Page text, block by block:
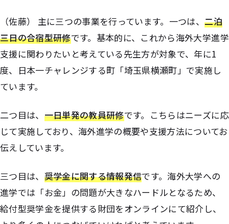
（佐藤） 主に三つの事業を行っています。一つは、二泊
三日の合宿型研修です。基本的に、これから海外大学進学
支援に関わりたいと考えている先生方が対象で、年に1
度、日本一チャレンジする町「埼玉県横瀬町」で実施し
ています。
二つ目は、 一日単発の教員研修です。こちらはニーズに応
じて実施しており、海外進学の概要や支援方法についてお
伝えしています。
三つ目は、 奨学金に関する情報発信です。海外大学への
進学では「お金」の問題が大きなハードルとなるため、
給付型奨学金を提供する財団をオンラインにて紹介し、